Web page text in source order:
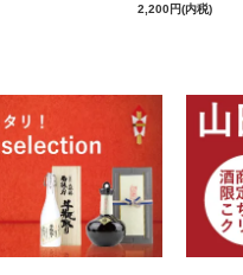
2,200円(内税)